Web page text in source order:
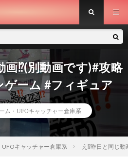
画⁉️(別動画です)#攻略
ゲーム #フィギュア
ム・UFOキャッチャー倉庫系
UFOキャッチャー倉庫系 え⁉️昨日と同じ